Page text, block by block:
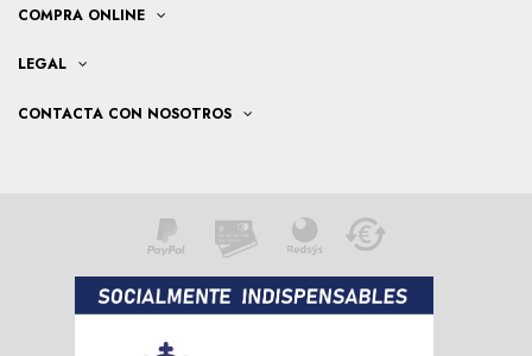
COMPRA ONLINE
LEGAL
CONTACTA CON NOSOTROS